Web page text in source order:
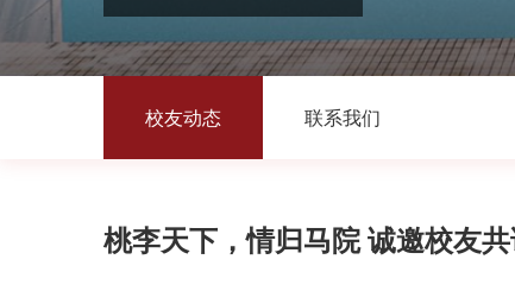
校友动态 联系我们
桃李天下，情归马院 诚邀校友